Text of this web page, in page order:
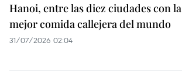
Hanoi, entre las diez ciudades con la
mejor comida callejera del mundo
31/07/2026 02:04